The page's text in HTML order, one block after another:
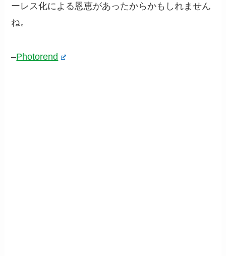
ーレス化による恩恵があったからかもしれません
ね。
–Photorend